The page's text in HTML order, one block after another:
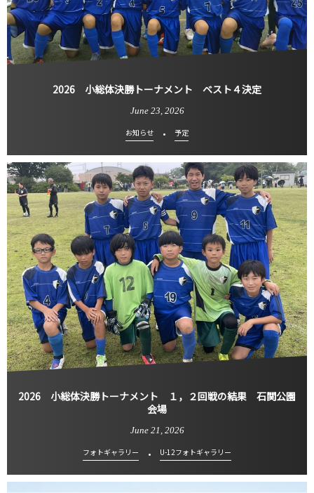
2026 小総体決勝トーナメント ベスト４決定
June 23 2026
お知らせ 予定
2026 小総体決勝トーナメント １，２回戦の結果 石関公園
会場
June 21 , 2026
フォトギャラリー U-12フォトギャラリー